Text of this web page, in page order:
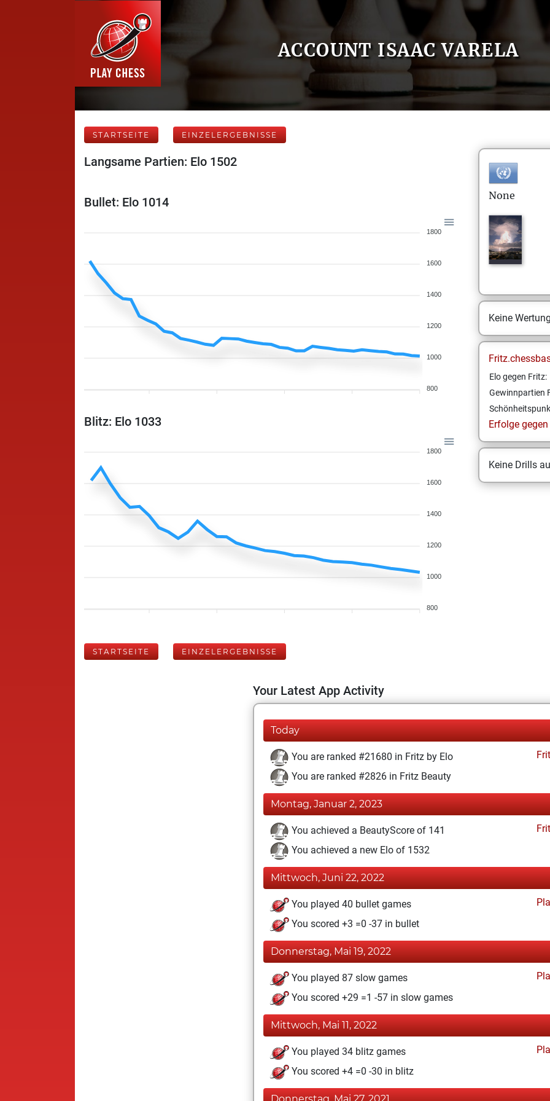
ACCOUNT ISAAC VARELA
STARTSEITE EINZELERGEBNISSE
Langsame Partien: Elo 1502
Bullet: Elo 1014
1800
1600
1400
1200
1000
800
Blitz: Elo 1033
1800
1600
1400
1200
1000
800
None
Keine
Elo gegen Fritz:
Gewinnpartien
Erfolge
Keine Drills
STARTSEITE EINZELERGEBNISSE
Your Latest App Activity
Today
You are ranked #21680 in Fritz by Elo
You are ranked #2826 in Fritz Beauty
Montag, Januar 2, 2023
You achieved a BeautyScore of 141
You achieved a new Elo of 1532
Mittwoch, Juni 22, 2022
You played 40 bullet games
You scored +3 =0 -37 in bullet
Donnerstag, Mai 19, 2022
You played 87 slow games
You scored +29 =1 -57 in slow games
Mittwoch, Mai 11, 2022
You played 34 blitz games
You scored +4 =0 -30 in blitz